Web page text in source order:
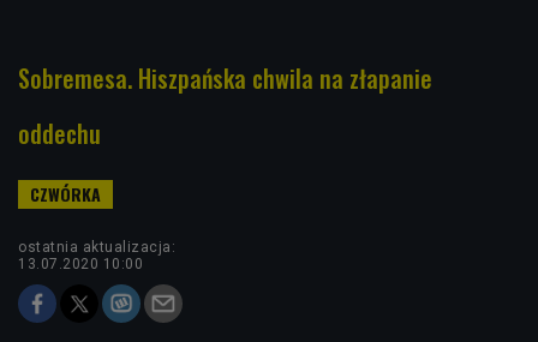
Sobremesa. Hiszpańska chwila na złapanie
oddechu
ostatnia aktualizacja:
13.07.2020 10:00